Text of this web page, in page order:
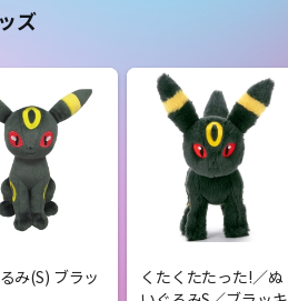
ズ
み(S) ブラッ
くたくたたった!／ぬ